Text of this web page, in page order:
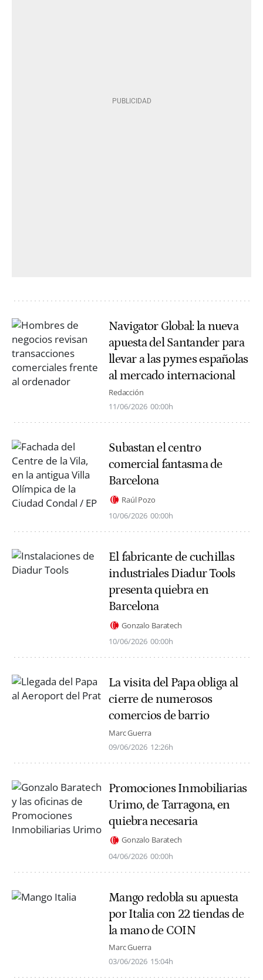
Navigator Global: la nueva
apuesta del Santander para
llevar a las pymes españolas
al mercado internacional
Redacción
11/06/2026 00:00h
Subastan el centro
comercial fantasma de
Barcelona
Raúl Pozo
10/06/2026 00:00h
El fabricante de cuchillas
industriales Diadur Tools
presenta quiebra en
Barcelona
Gonzalo Baratech
10/06/2026 00:00h
La visita del Papa obliga al
cierre de numerosos
comercios de barrio
Marc Guerra
09/06/2026 12:26h
Promociones Inmobiliarias
Urimo, de Tarragona, en
quiebra necesaria
Gonzalo Baratech
04/06/2026 00:00h
Mango redobla su apuesta
por Italia con 22 tiendas de
la mano de COIN
Marc Guerra
03/06/2026 15:04h